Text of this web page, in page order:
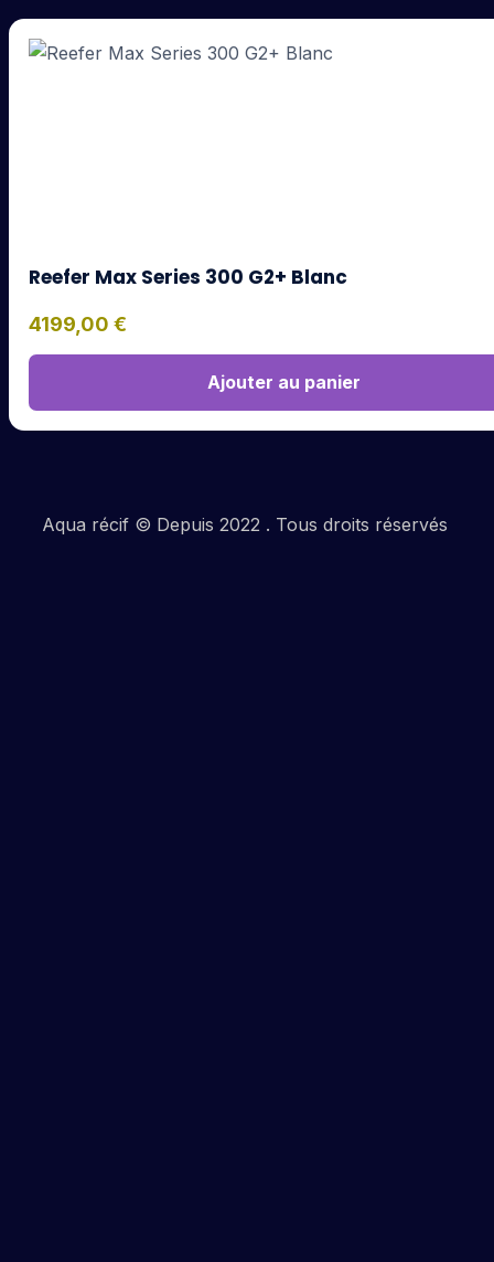
Reefer Max Series 300 G2+ Blanc
4199,00 €
Ajouter au panier
Aqua récif © Depuis 2022 . Tous droits réservés